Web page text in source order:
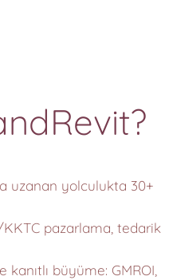
uzanan yolculukta 30+
pazarlama, tedarik
büyüme: GMROI,